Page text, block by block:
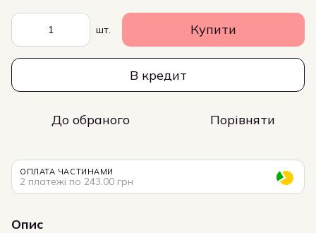
шт. Купити
В кредит
До обраного Порівняти
ОПЛАТА ЧАСТИНАМИ
2 платежі по 243.00 грн
Опис